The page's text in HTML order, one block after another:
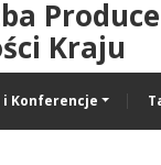
Kraju
i Konferencje